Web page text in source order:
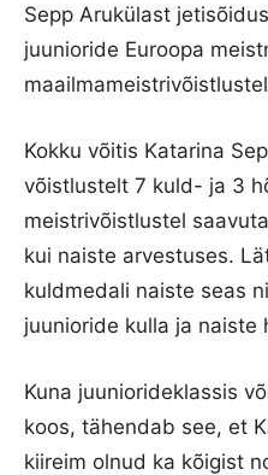
Sepp Arukülast
juunioride Euroopa
Kokku võitis Katarina
võistlustelt 7 kuld- ja 3
meistrivõistlustel
kui naiste arvestuses.
kuldmedali naiste seas
juunioride kulla ja naiste
Kuna juuniorideklassis
koos, tähendab see, et
kiireim olnud ka kõigist